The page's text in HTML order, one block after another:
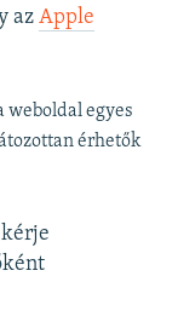
az Apple
weboldal egyes
érhetők